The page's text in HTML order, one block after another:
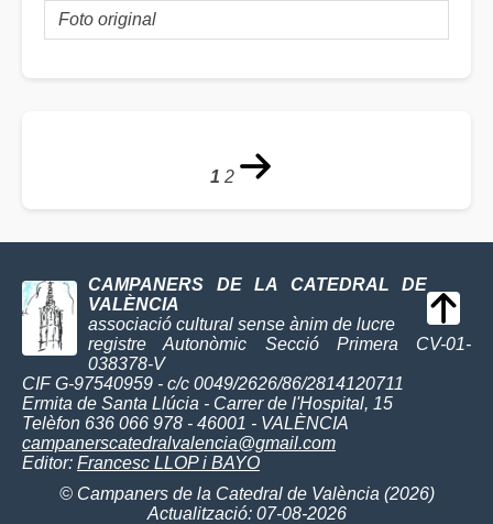
Foto original
1 2
CAMPANERS DE LA CATEDRAL DE
VALÈNCIA
associació cultural sense ànim de lucre
registre Autonòmic Secció Primera CV-01-
038378-V
CIF G-97540959 - c/c 0049/2626/86/2814120711
Ermita de Santa Llúcia - Carrer de l'Hospital, 15
Telèfon 636 066 978 - 46001 - VALÈNCIA
campanerscatedralvalencia@gmail.com
Editor: Francesc LLOP i BAYO
© Campaners de la Catedral de València (2026)
Actualització: 07-08-2026